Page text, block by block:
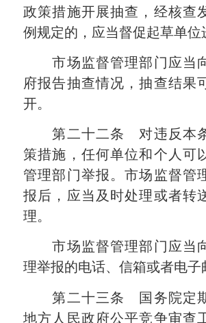
政策措施开展抽查，经核查
例规定的，应当督促起草单位
市场监督管理部门应当
府报告抽查情况，抽查结果
开。
第二十二条 对违反本条
策措施，任何单位和个人可
管理部门举报。市场监督管
报后，应当及时处理或者转
理。
市场监督管理部门应当
理举报的电话、信箱或者电子
第二十三条 国务院定期
地方人民政府公平竞争审查